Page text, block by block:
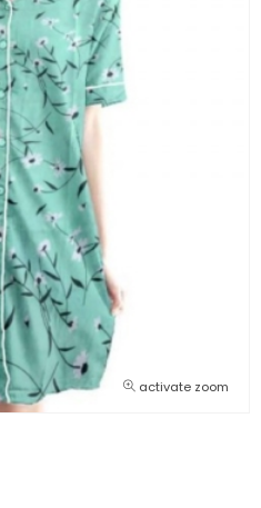
activate zoom